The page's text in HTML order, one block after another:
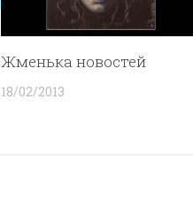
Жменька новостей
18/02/2013